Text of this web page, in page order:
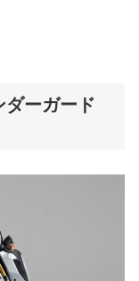
ダーガード